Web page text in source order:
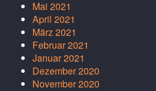
Mai 2021
April 2021
März 2021
Februar 2021
Januar 2021
Dezember 2020
November 2020